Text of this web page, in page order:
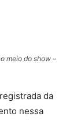
meio do show –
da
nessa